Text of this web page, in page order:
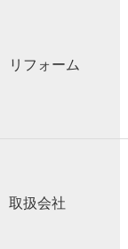
リフォーム
取扱会社